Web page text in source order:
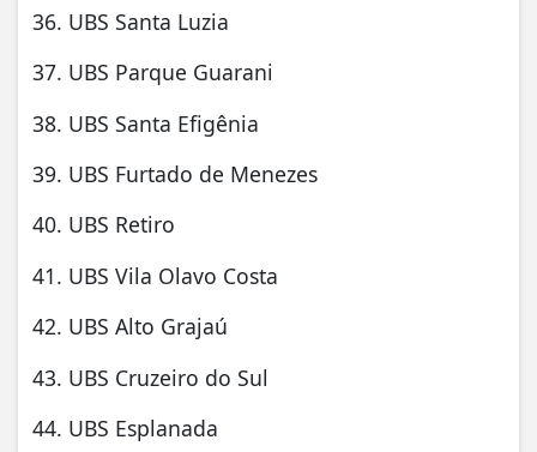
36. UBS Santa Luzia
37. UBS Parque Guarani
38. UBS Santa Efigênia
39. UBS Furtado de Menezes
40. UBS Retiro
41. UBS Vila Olavo Costa
42. UBS Alto Grajaú
43. UBS Cruzeiro do Sul
44. UBS Esplanada